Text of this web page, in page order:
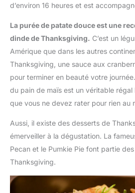
d’environ 16 heures et est
La purée de patate douce est une
dinde de Thanksgiving. C’est un
Amérique que dans les autres
Thanksgiving, une sauce aux
pour terminer en beauté votre
du pain de maïs est un véritable
que vous ne devez rater pour rien au
Aussi, il existe des desserts de
émerveiller à la dégustation. La
Pecan et le Pumkie Pie font partie
Thanksgiving.